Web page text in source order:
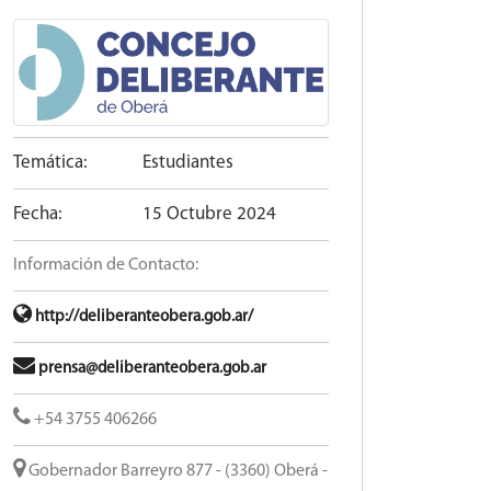
Temática: Estudiantes
Fecha: 15 Octubre 2024
Información de Contacto:
http://deliberanteobera.gob.ar/
prensa@deliberanteobera.gob.ar
+54 3755 406266
Gobernador Barreyro 877 - (3360) Oberá -